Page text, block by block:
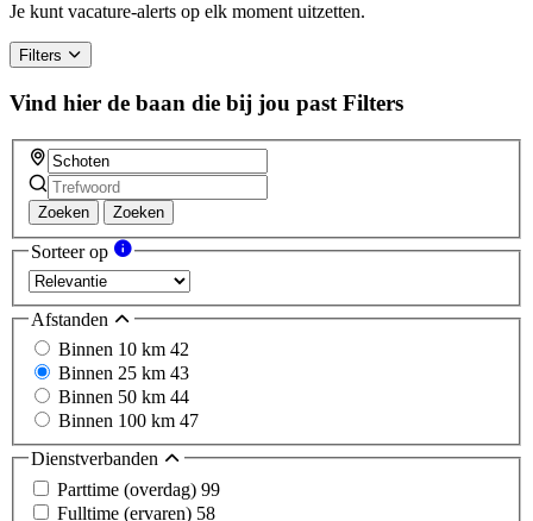
Je kunt vacature-alerts op elk moment uitzetten.
Filters
Vind hier de baan die bij jou past Filters
Zoeken Zoeken
Sorteer op
Afstanden
Binnen 10 km 42
Binnen 25 km 43
Binnen 50 km 44
Binnen 100 km 47
Dienstverbanden
Parttime (overdag) 99
Fulltime (ervaren) 58